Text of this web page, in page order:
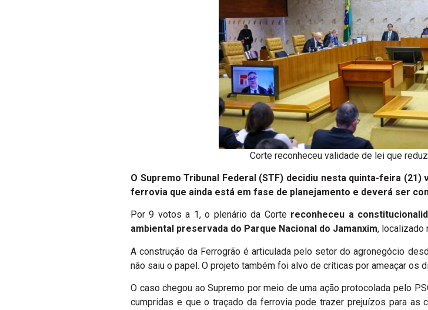
Corte reconheceu validade de lei que
O Supremo Tribunal Federal (STF) decidiu nesta quinta-feira
ferrovia que ainda está em fase de planejamento e deverá ser
Por 9 votos a 1, o plenário da Corte reconheceu a
ambiental preservada do Parque Nacional do Jamanxim, localizado
A construção da Ferrogrão é articulada pelo setor do agronegócio
não saiu o papel. O projeto também foi alvo de críticas por ameaçar os
O caso chegou ao Supremo por meio de uma ação protocolada pelo
cumpridas e que o traçado da ferrovia pode trazer prejuízos para as